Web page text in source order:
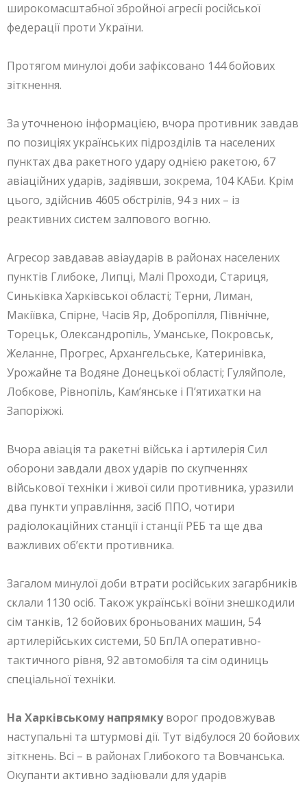
широкомасштабної збройної агресії російської
федерації проти України.
Протягом минулої доби зафіксовано 144 бойових
зіткнення.
За уточненою інформацією, вчора противник завдав
по позиціях українських підрозділів та населених
пунктах два ракетного удару однією ракетою, 67
авіаційних ударів, задіявши, зокрема, 104 КАБи. Крім
цього, здійснив 4605 обстрілів, 94 з них – із
реактивних систем залпового вогню.
Агресор завдавав авіаударів в районах населених
пунктів Глибоке, Липці, Малі Проходи, Стариця,
Синьківка Харківської області; Терни, Лиман,
Макіївка, Спірне, Часів Яр, Добропілля, Північне,
Торецьк, Олександропіль, Уманське, Покровськ,
Желанне, Прогрес, Архангельське, Катеринівка,
Урожайне та Водяне Донецької області; Гуляйполе,
Лобкове, Рівнопіль, Кам’янське і П’ятихатки на
Запоріжжі.
Вчора авіація та ракетні війська і артилерія Сил
оборони завдали двох ударів по скупченнях
військової техніки і живої сили противника, уразили
два пункти управління, засіб ППО, чотири
радіолокаційних станції і станції РЕБ та ще два
важливих об’єкти противника.
Загалом минулої доби втрати російських загарбників
склали 1130 осіб. Також українські воїни знешкодили
сім танків, 12 бойових броньованих машин, 54
артилерійських системи, 50 БпЛА оперативно-
тактичного рівня, 92 автомобіля та сім одиниць
спеціальної техніки.
На Харківському напрямкуворог продовжував
наступальні та штурмові дії. Тут відбулося 20 бойових
зіткнень. Всі – в районах Глибокого та Вовчанська.
Окупанти активно задіювали для ударів